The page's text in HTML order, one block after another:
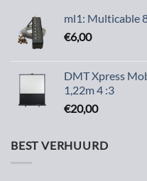
ml1: Multicable
€6,00
DMT Xpress
1,22m 4 :3
€20,00
BEST VERHUURD